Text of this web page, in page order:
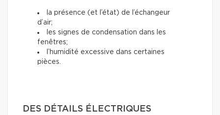
la présence (et l’état) de l’échangeur
d’air;
les signes de condensation dans les
fenêtres;
l’humidité excessive dans certaines
pièces.
DES DÉTAILS ÉLECTRIQUES